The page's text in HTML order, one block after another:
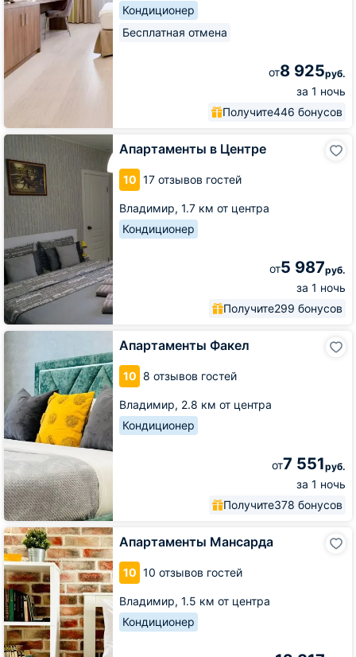
Кондиционер
Бесплатная отмена
от8 925руб.
за 1 ночь
Получите446 бонусов
Апартаменты в Центре
10 17 отзывов гостей
Владимир, 1.7 км от центра
Кондиционер
от5 987руб.
за 1 ночь
Получите299 бонусов
Апартаменты
Центре
Апартаменты Факел
10 8 отзывов гостей
Владимир, 2.8 км от центра
Кондиционер
от7 551руб.
за 1 ночь
Получите378 бонусов
Апартаменты
Апартаменты Мансарда
10 10 отзывов гостей
Владимир, 1.5 км от центра
Кондиционер
Апартаменты
Мансарда